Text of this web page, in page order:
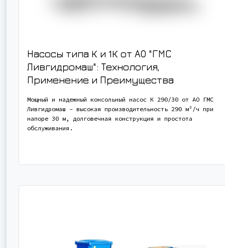
Насосы типа К и 1К от АО "ГМС
Ливгидромаш": Технология,
Применение и Преимущества
Мощный и надежный консольный насос К 290/30 от АО ГМС
Ливгидромаш - высокая производительность 290 м³/ч при
напоре 30 м, долговечная конструкция и простота
обслуживания.